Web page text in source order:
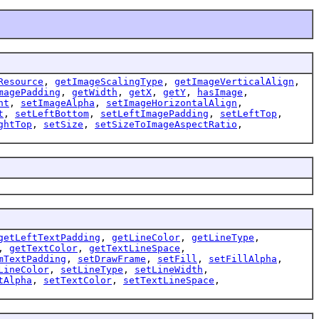
, getImageScalingType , getImageVerticalAlign ,
, getWidth , getX , getY , hasImage ,
, setImageAlpha , setImageHorizontalAlign ,
, setLeftBottom , setLeftImagePadding , setLeftTop ,
, setSize , setSizeToImageAspectRatio ,
, getLineColor , getLineType ,
, getTextColor , getTextLineSpace ,
, setDrawFrame , setFill , setFillAlpha ,
, setLineType , setLineWidth ,
, setTextColor , setTextLineSpace ,